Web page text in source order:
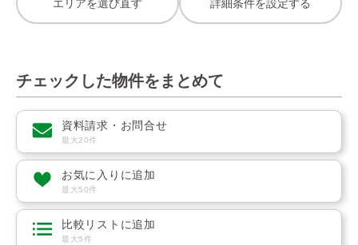
エリアを選び直す 詳細条件を設定する
チェックした物件をまとめて
資料請求・お問合せ
最大20件
お気に入りに追加
最大50件
比較リストに追加
最大5件